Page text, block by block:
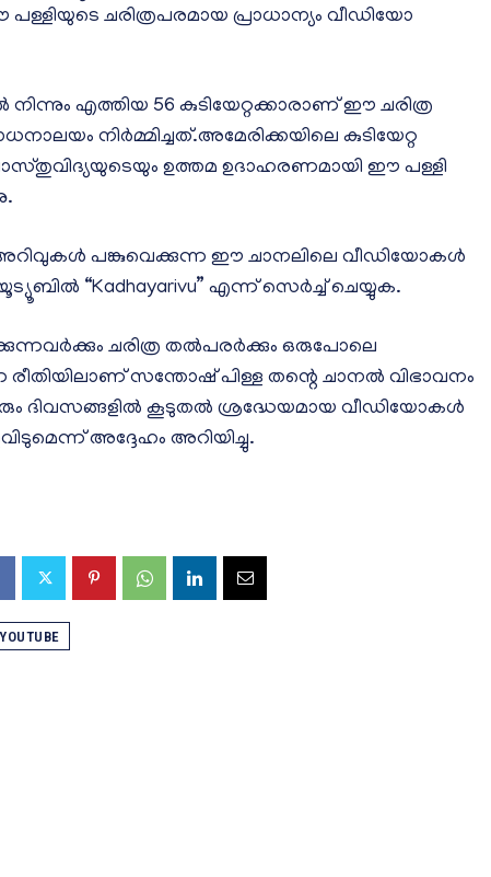
ചരിത്രപരമായ പ്രാധാന്യം വീഡിയോ
നിന്നും എത്തിയ 56 കുടിയേറ്റക്കാരാണ് ഈ ചരിത്ര
നിർമ്മിച്ചത്.അമേരിക്കയിലെ കുടിയേറ്റ
വാസ്തുവിദ്യയുടെയും ഉത്തമ ഉദാഹരണമായി ഈ പള്ളി
പങ്കുവെക്കുന്ന ഈ ചാനലിലെ വീഡിയോകൾ
“Kadhayarivu” എന്ന് സെർച്ച് ചെയ്യുക.
ചരിത്ര തൽപരർക്കും ഒരുപോലെ
രീതിയിലാണ് സന്തോഷ് പിള്ള തന്റെ ചാനൽ വിഭാവനം
ദിവസങ്ങളിൽ കൂടുതൽ ശ്രദ്ധേയമായ വീഡിയോകൾ
അദ്ദേഹം അറിയിച്ചു.
YOUTUBE